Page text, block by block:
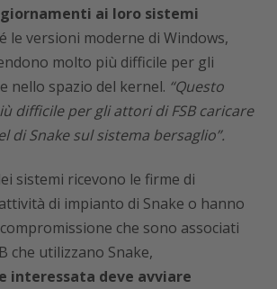
ai loro sistemi
le versioni moderne di Windows,
molto più difficile per gli
nello spazio del kernel. “Questo
difficile per gli attori di FSB caricare
di Snake sul sistema bersaglio”.
sistemi ricevono le firme di
di impianto di Snake o hanno
che sono associati
che utilizzano Snake,
interessata deve avviare